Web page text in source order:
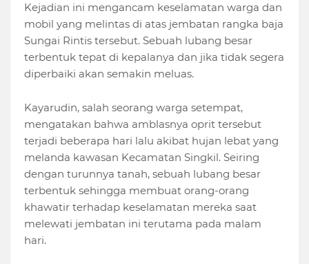
Kejadian ini mengancam keselamatan warga dan
mobil yang melintas di atas jembatan rangka baja
Sungai Rintis tersebut. Sebuah lubang besar
terbentuk tepat di kepalanya dan jika tidak segera
diperbaiki akan semakin meluas.
Kayarudin, salah seorang warga setempat,
mengatakan bahwa amblasnya oprit tersebut
terjadi beberapa hari lalu akibat hujan lebat yang
melanda kawasan Kecamatan Singkil. Seiring
dengan turunnya tanah, sebuah lubang besar
terbentuk sehingga membuat orang-orang
khawatir terhadap keselamatan mereka saat
melewati jembatan ini terutama pada malam
hari.